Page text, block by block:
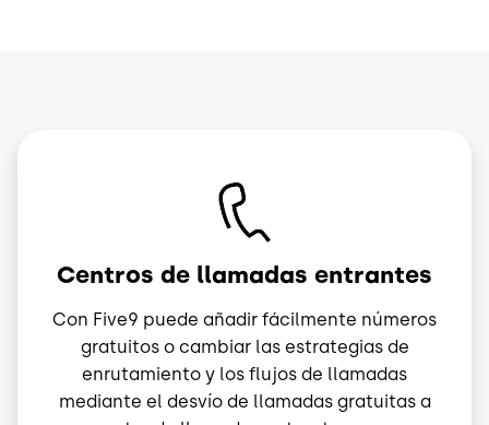
Centros de llamadas entrantes
Con Five9 puede añadir fácilmente números
gratuitos o cambiar las estrategias de
enrutamiento y los flujos de llamadas
mediante el desvío de llamadas gratuitas a